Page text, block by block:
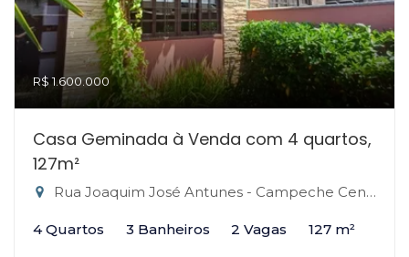
R$ 1.600.000
Casa Geminada à Venda com 4 quartos,
127m²
Rua Joaquim José Antunes - Campeche Central, Florianópolis-SC
4 Quartos 3 Banheiros 2 Vagas 127 m²